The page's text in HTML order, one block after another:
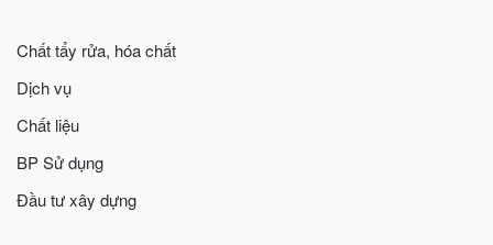
Chất tẩy rửa, hóa chất
Dịch vụ
Chất liệu
BP Sử dụng
Đầu tư xây dựng